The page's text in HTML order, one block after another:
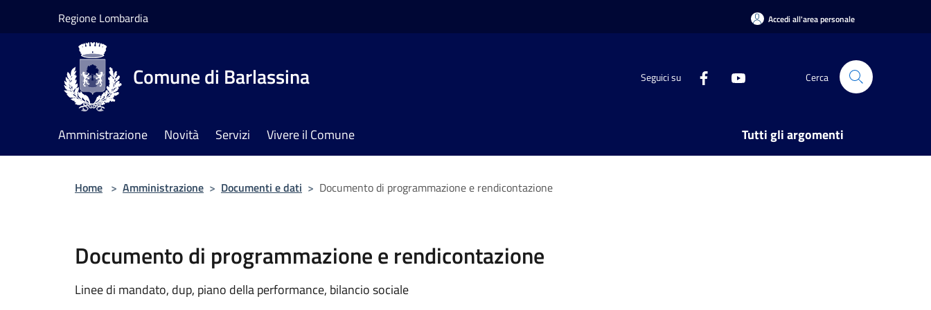
Regione Lombardia Accedi all'area personale
Comune di Barlassina Seguici su Cerca
Amministrazione Novità Servizi Vivere il Comune Tutti gli argomenti
Home > Amministrazione > Documenti e dati > Documento di programmazione e rendicontazione
Documento di programmazione e rendicontazione
Linee di mandato, dup, piano della performance, bilancio sociale